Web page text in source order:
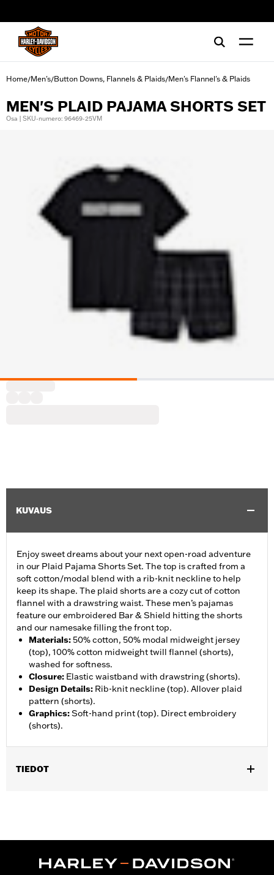
Home/Men's/Button Downs, Flannels & Plaids/Men's Flannel's & Plaids
MEN'S PLAID PAJAMA SHORTS SET
Osa | SKU-numero: 96469-25VM
KUVAUS
Enjoy sweet dreams about your next open-road adventure
in our Plaid Pajama Shorts Set. The top is crafted from a
soft cotton/modal blend with a rib-knit neckline to help
keep its shape. The plaid shorts are a cozy cut of cotton
flannel with a drawstring waist. These men’s pajamas
feature our embroidered Bar & Shield hitting the shorts
and our namesake filling the front top.
Materials:50% cotton, 50% modal midweight jersey
(top), 100% cotton midweight twill flannel (shorts),
washed for softness.
Closure: Elastic waistband with drawstring (shorts).
Design Details: Rib-knit neckline (top). Allover plaid
pattern (shorts).
Graphics:Soft-hand print (top). Direct embroidery
(shorts).
TIEDOT
Origin:Imported